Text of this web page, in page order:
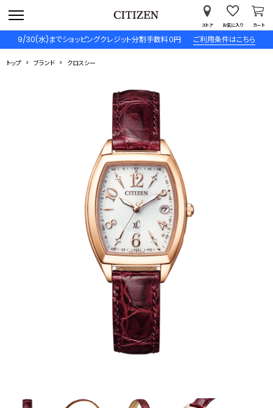
9/30(水)までショッピングクレジット分割手数料０円 ご利用条件はこちら
ストア お気に入り カート
トップ ブランド クロスシー